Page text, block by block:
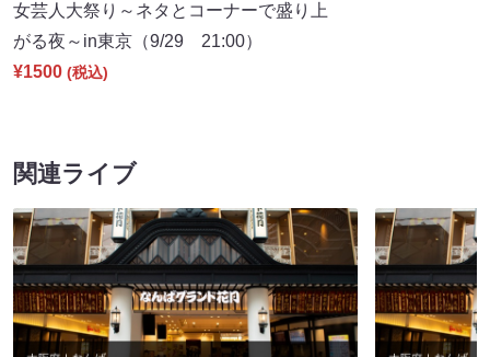
女芸人大祭り～ネタとコーナーで盛り上
がる夜～in東京（9/29 21:00）
¥1500 (税込)
関連ライブ